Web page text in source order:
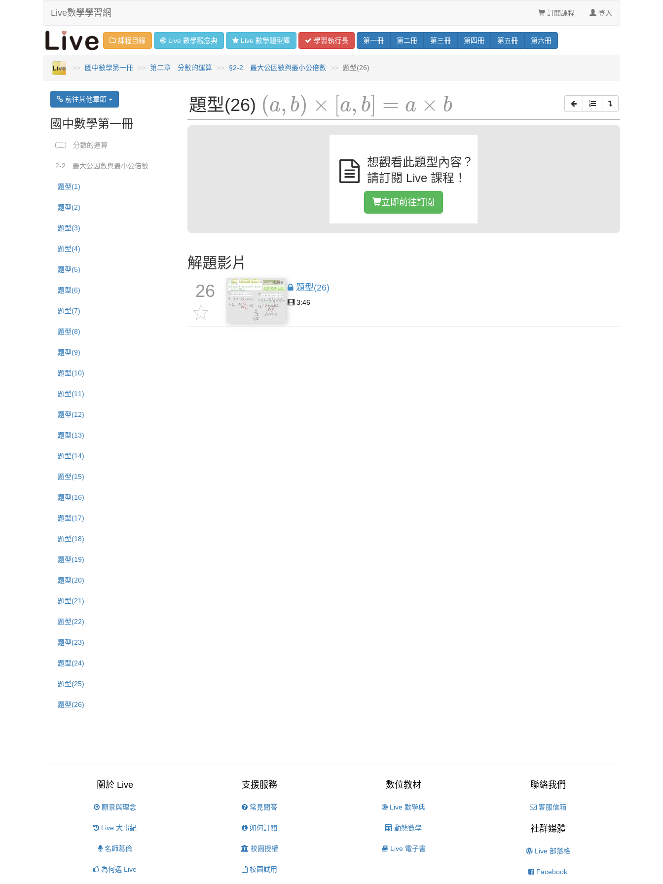
Live數學學習網 訂閱課程 登入
課程目錄 Live 數學觀念典 Live 數學題型庫 學習執行長 第一冊 第二冊 第三冊 第四冊 第五冊 第六冊
國中數學第一冊 第二章 分數的運算 §2-2 最大公因數與最小公倍數 題型(26)
題型(26) (a, b) × [a, b] = a × b
(a b )× a , =a
想觀看此題型內容？
請訂閱 Live 課程！
立即前往訂閱
解題影片
26 題型(26)
3:46
前往其他章節
國中數學第一冊
（二） 分數的運算
2-2 最大公因數與最小公倍數
題型(1)
題型(2)
題型(3)
題型(4)
題型(5)
題型(6)
題型(7)
題型(8)
題型(9)
題型(10)
題型(11)
題型(12)
題型(13)
題型(14)
題型(15)
題型(16)
題型(17)
題型(18)
題型(19)
題型(20)
題型(21)
題型(22)
題型(23)
題型(24)
題型(25)
題型(26)
關於 Live
願景與理念
Live 大事紀
名師葛倫
為何選 Live
支援服務
常見問答
如何訂閱
校園授權
校園試用
數位教材
Live 數學典
動態數學
Live 電子書
聯絡我們
客服信箱
社群媒體
Live 部落格
Facebook